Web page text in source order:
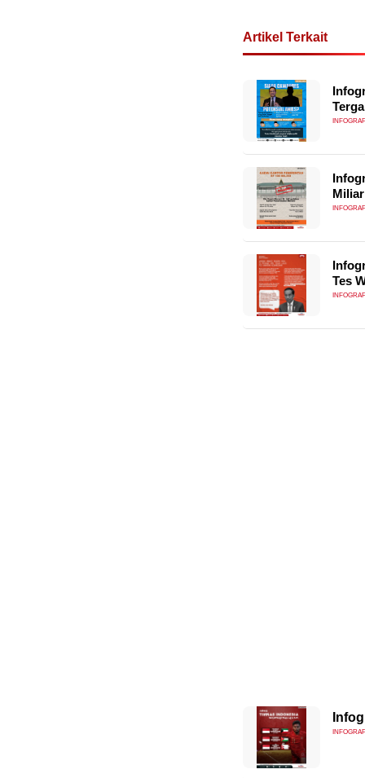
Artikel Terkait
Miliar
Tes